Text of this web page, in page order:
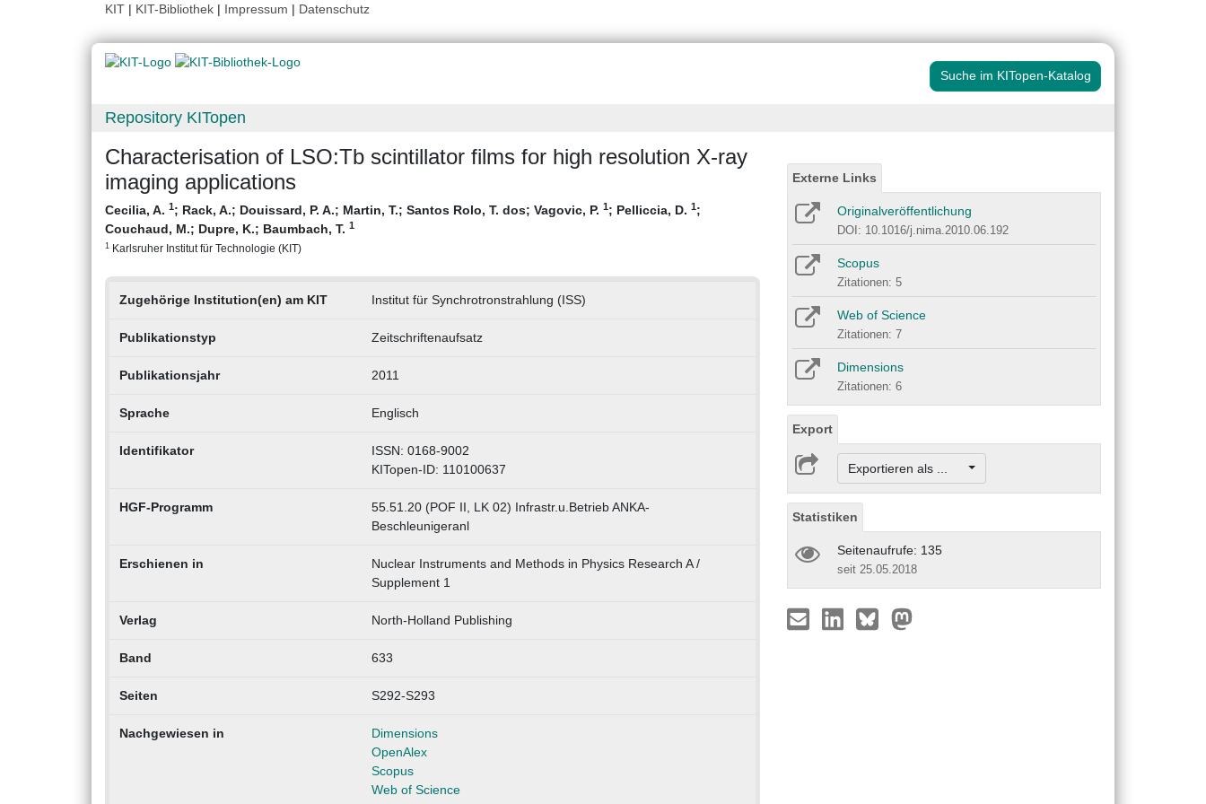
KIT | KIT-Bibliothek | Impressum | Datenschutz
Suche im KITopen-Katalog
Repository KITopen
Characterisation of LSO:Tb scintillator films for high resolution X-ray
imaging applications
Cecilia, A. 1; Rack, A.; Douissard, P. A.; Martin, T.; Santos Rolo, T. dos; Vagovic, P. 1; Pelliccia, D. 1;
Couchaud, M.; Dupre, K.; Baumbach, T. 1
1 Karlsruher Institut für Technologie (KIT)
Zugehörige Institution(en) am KIT Institut für Synchrotronstrahlung (ISS)
Publikationstyp Zeitschriftenaufsatz
Publikationsjahr 2011
Sprache Englisch
Identifikator
ISSN: 0168-9002
KITopen-ID: 110100637
HGF-Programm
55.51.20 (POF II, LK 02) Infrastr.u.Betrieb ANKA-
Beschleunigeranl
Erschienen in
Nuclear Instruments and Methods in Physics Research A /
Supplement 1
Verlag North-Holland Publishing
Band 633
Seiten S292-S293
Nachgewiesen in
Dimensions
OpenAlex
Scopus
Web of Science
Externe Links
Originalveröffentlichung
DOI: 10.1016/j.nima.2010.06.192
Scopus
Zitationen: 5
Web of Science
Zitationen: 7
Dimensions
Zitationen: 6
Export
Exportieren als ...
Statistiken
Seitenaufrufe: 135
seit 25.05.2018